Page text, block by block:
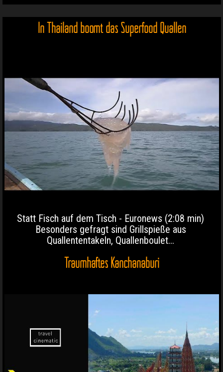
In Thailand boomt das Superfood Quallen
Statt Fisch auf dem Tisch - Euronews (2:08 min)
Besonders gefragt sind Grillspieße aus
Quallententakeln, Quallenboulet...
Traumhaftes Kanchanaburi